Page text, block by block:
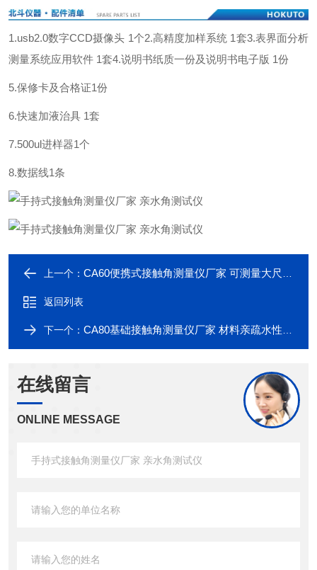
1.usb2.0数字CCD摄像头 1个2.高精度加样系统 1套3.表界面分析
测量系统应用软件 1套4.说明书纸质一份及说明书电子版 1份
5.保修卡及合格证1份
6.快速加液治具 1套
7.500ul进样器1个
8.数据线1条
上一个： CA60便携式接触角测量仪厂家 可测量大尺样品
返回列表
下一个： CA80基础接触角测量仪厂家 材料亲疏水性能分析
在线留言
ONLINE MESSAGE